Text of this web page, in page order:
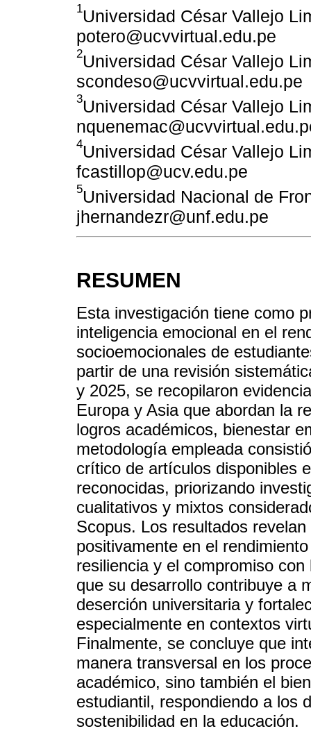
1Universidad César Vallejo
potero@ucvvirtual.edu.pe
2Universidad César Vallejo
scondeso@ucvvirtual.edu.pe
3Universidad César Vallejo
4Universidad César Vallejo
fcastillop@ucv.edu.pe
5Universidad Nacional de
jhernandezr@unf.edu.pe
RESUMEN
Esta investigación tiene como
inteligencia emocional en el
socioemocionales de
partir de una revisión
y 2025, se recopilaron
Europa y Asia que abordan la
logros académicos, bienestar
metodología empleada
crítico de artículos disponibles
reconocidas, priorizando
cualitativos y mixtos
Scopus. Los resultados
positivamente en el
resiliencia y el compromiso
que su desarrollo contribuye a
deserción universitaria y
especialmente en contextos
Finalmente, se concluye que
manera transversal en los
académico, sino también el
estudiantil, respondiendo a los
sostenibilidad en la educación.